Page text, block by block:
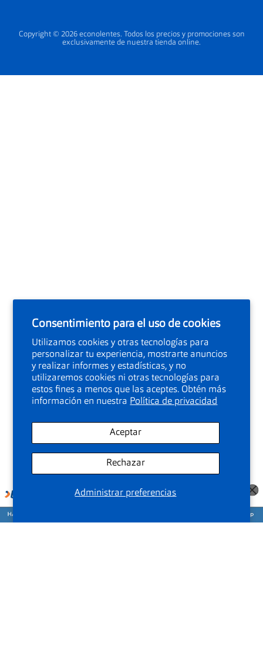
Consentimiento para el uso de cookies
Utilizamos cookies y otras tecnologías para
personalizar tu experiencia, mostrarte anuncios
y realizar informes y estadísticas, y no
utilizaremos cookies ni otras tecnologías para
estos fines a menos que las aceptes. Obtén más
información en nuestra Política de privacidad
Administrar preferencias
Aceptar
Rechazar
Copyright © 2026 econolentes. Todos los precios y promociones son
exclusivamente de nuestra tienda online.